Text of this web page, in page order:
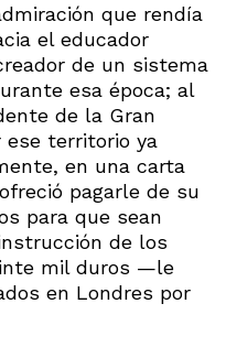
que rendía
el educador
de un sistema
esa época; al
de la Gran
ese territorio ya
en una carta
pagarle de su
para que sean
de los
mil duros —le
en Londres por